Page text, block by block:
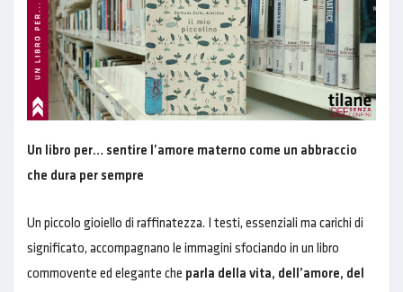
Un libro per… sentire l’amore materno come un abbraccio
che dura per sempre
Un piccolo gioiello di raffinatezza. I testi, essenziali ma carichi di
significato, accompagnano le immagini sfociando in un libro
commovente ed elegante che parla della vita, dell’amore, del